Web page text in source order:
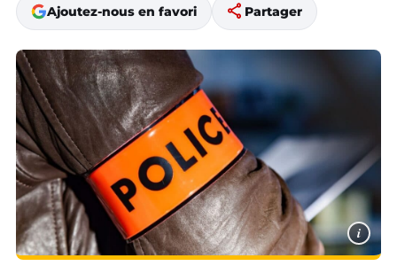
Ajoutez-nous en favori share Partager
i